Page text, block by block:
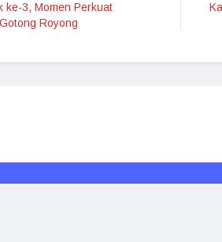
ke-3, Momen Perkuat
Royong